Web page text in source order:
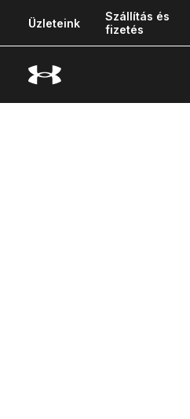
Üzleteink
Szállítás és
fizetés